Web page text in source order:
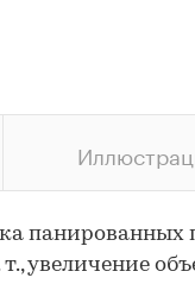
панированных
т., увеличение